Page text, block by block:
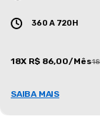
360 A 720H
18X R$ 86,00/Mês
SAIBA MAIS